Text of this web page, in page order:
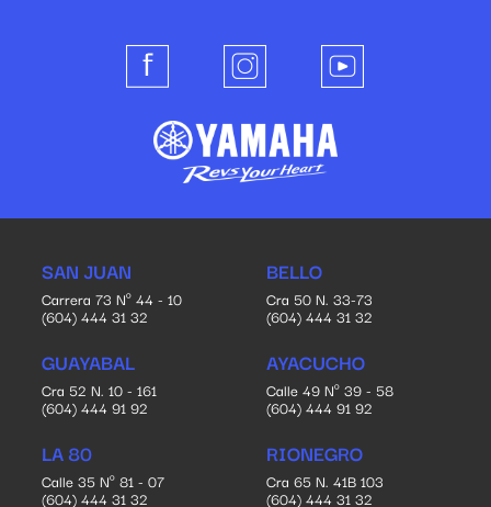
SAN JUAN
Carrera 73 Nº 44 - 10
(604) 444 31 32
BELLO
Cra 50 N. 33-73
(604) 444 31 32
GUAYABAL
Cra 52 N. 10 - 161
(604) 444 91 92
AYACUCHO
Calle 49 Nº 39 - 58
(604) 444 91 92
LA 80
Calle 35 Nº 81 - 07
(604) 444 31 32
RIONEGRO
Cra 65 N. 41B 103
(604) 444 31 32